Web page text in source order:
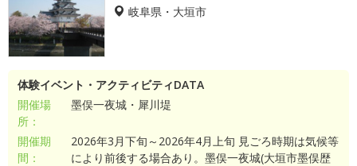
岐阜県・大垣市
体験イベント・アクティビティDATA
開催場
所：
墨俣一夜城・犀川堤
開催期
間：
2026年3月下旬～2026年4月上旬 見ごろ時期は気候等
により前後する場合あり。墨俣一夜城(大垣市墨俣歴